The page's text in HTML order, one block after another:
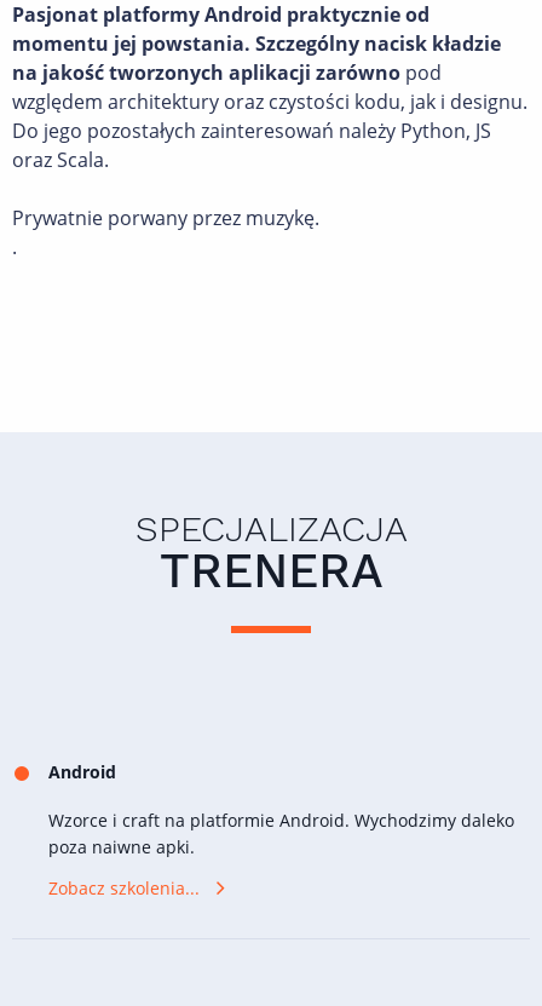
Pasjonat platformy Android praktycznie od
momentu jej powstania. Szczególny nacisk kładzie
na jakość tworzonych aplikacji zarówno pod
względem architektury oraz czystości kodu, jak i designu.
Do jego pozostałych zainteresowań należy Python, JS
oraz Scala.
Prywatnie porwany przez muzykę.
.
SPECJALIZACJA
TRENERA
Android
Wzorce i craft na platformie Android. Wychodzimy daleko
poza naiwne apki.
Zobacz szkolenia...